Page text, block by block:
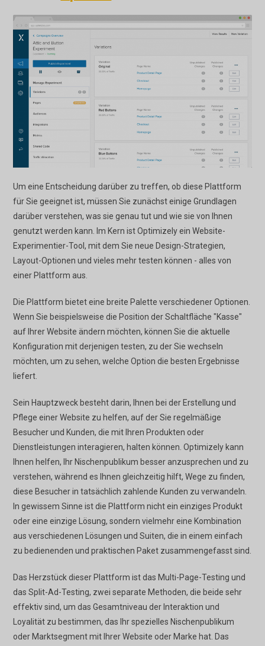
Um eine Entscheidung darüber zu treffen, ob diese Plattform
für Sie geeignet ist, müssen Sie zunächst einige Grundlagen
darüber verstehen, was sie genau tut und wie sie von Ihnen
genutzt werden kann. Im Kern ist Optimizely ein Website-
Experimentier-Tool, mit dem Sie neue Design-Strategien,
Layout-Optionen und vieles mehr testen können - alles von
einer Plattform aus.
Die Plattform bietet eine breite Palette verschiedener Optionen.
Wenn Sie beispielsweise die Position der Schaltfläche "Kasse"
auf Ihrer Website ändern möchten, können Sie die aktuelle
Konfiguration mit derjenigen testen, zu der Sie wechseln
möchten, um zu sehen, welche Option die besten Ergebnisse
liefert.
Sein Hauptzweck besteht darin, Ihnen bei der Erstellung und
Pflege einer Website zu helfen, auf der Sie regelmäßige
Besucher und Kunden, die mit Ihren Produkten oder
Dienstleistungen interagieren, halten können. Optimizely kann
Ihnen helfen, Ihr Nischenpublikum besser anzusprechen und zu
verstehen, während es Ihnen gleichzeitig hilft, Wege zu finden,
diese Besucher in tatsächlich zahlende Kunden zu verwandeln.
In gewissem Sinne ist die Plattform nicht ein einziges Produkt
oder eine einzige Lösung, sondern vielmehr eine Kombination
aus verschiedenen Lösungen und Suiten, die in einem einfach
zu bedienenden und praktischen Paket zusammengefasst sind.
Das Herzstück dieser Plattform ist das Multi-Page-Testing und
das Split-Ad-Testing, zwei separate Methoden, die beide sehr
effektiv sind, um das Gesamtniveau der Interaktion und
Loyalität zu bestimmen, das Ihr spezielles Nischenpublikum
oder Marktsegment mit Ihrer Website oder Marke hat. Das